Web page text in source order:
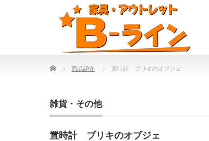
Home 商品紹介 置時計 ブリキのオブジェ
雑貨・その他
置時計 ブリキのオブジェ